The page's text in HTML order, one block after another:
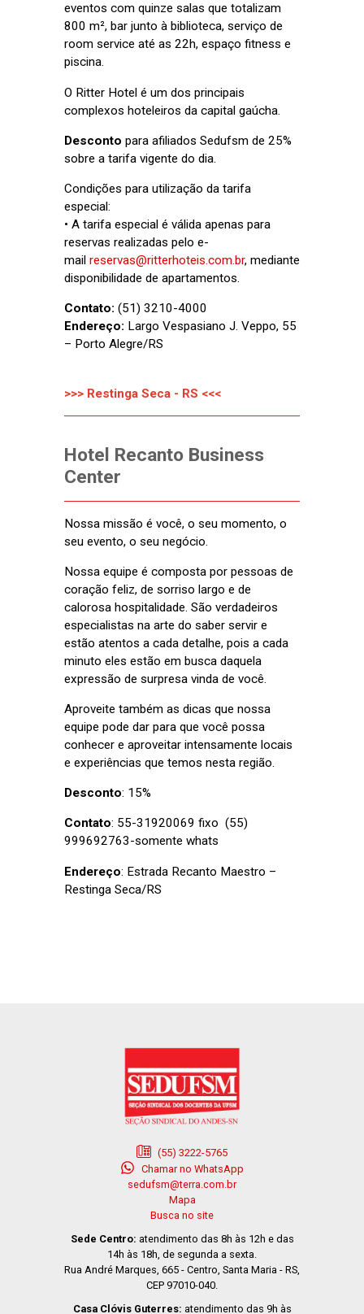
eventos com quinze salas que totalizam
800 m², bar junto à biblioteca, serviço de
room service até as 22h, espaço fitness e
piscina.
O Ritter Hotel é um dos principais
complexos hoteleiros da capital gaúcha.
Desconto para afiliados Sedufsm de 25%
sobre a tarifa vigente do dia.
Condições para utilização da tarifa
especial:
• A tarifa especial é válida apenas para
reservas realizadas pelo e-
mail reservas@ritterhoteis.com.br, mediante
disponibilidade de apartamentos.
Contato: (51) 3210-4000
Endereço: Largo Vespasiano J. Veppo, 55
– Porto Alegre/RS
>>> Restinga Seca - RS <<<
Hotel Recanto Business
Center
Nossa missão é você, o seu momento, o
seu evento, o seu negócio.
Nossa equipe é composta por pessoas de
coração feliz, de sorriso largo e de
calorosa hospitalidade. São verdadeiros
especialistas na arte do saber servir e
estão atentos a cada detalhe, pois a cada
minuto eles estão em busca daquela
expressão de surpresa vinda de você.
Aproveite também as dicas que nossa
equipe pode dar para que você possa
conhecer e aproveitar intensamente locais
e experiências que temos nesta região.
Desconto: 15%
Contato: 55-31920069 fixo (55)
999692763-somente whats
Endereço: Estrada Recanto Maestro –
Restinga Seca/RS
(55) 3222-5765
Chamar no WhatsApp
sedufsm@terra.com.br
Mapa
Busca no site
Sede Centro: atendimento das 8h às 12h e das
14h às 18h, de segunda a sexta.
Rua André Marques, 665 - Centro, Santa Maria - RS,
CEP 97010-040.
Casa Clóvis Guterres: atendimento das 9h às